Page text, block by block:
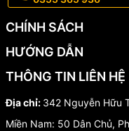
CHÍNH SÁCH
HƯỚNG DẪN
THÔNG TIN LIÊN HỆ
Địa chỉ: 342 Nguyễn Hữu
Miền Nam: 50 Dân Chủ,